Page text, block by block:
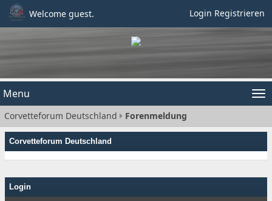
Welcome guest. Login Registrieren
Menu
Corvetteforum Deutschland Forenmeldung
Corvetteforum Deutschland
Login